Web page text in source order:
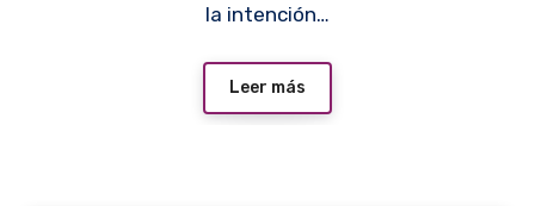
la intención…
Leer más